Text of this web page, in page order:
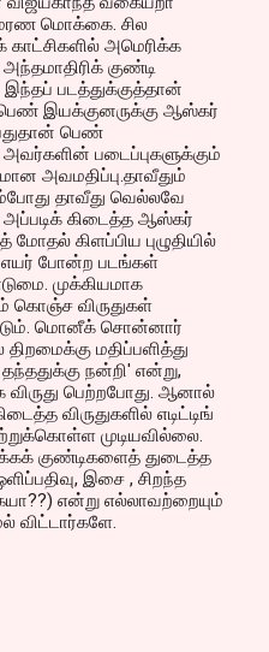
மொக்கை. சில
காட்சிகளில் அமெரிக்க
குண்டி
இந்தப் படத்துக்குத்தான்
இயக்குனருக்கு ஆஸ்கர்
பெண்
படைப்புகளுக்கும்
அவமதிப்பு.தாவீதும்
தாவீது வெல்லவே
கிடைத்த ஆஸ்கர்
கிளப்பிய புழுதியில்
போன்ற படங்கள்
முக்கியமாக
கொஞ்ச விருதுகள்
மொனீக் சொன்னார்
மதிப்பளித்து
நன்றி' என்று,
விருது பெற்றபோது. ஆனால்
விருதுகளில் எடிட்டிங்
முடியவில்லை.
குண்டிகளைத் துடைத்த
இசை , சிறந்த
என்று எல்லாவற்றையும்
விட்டார்களே.